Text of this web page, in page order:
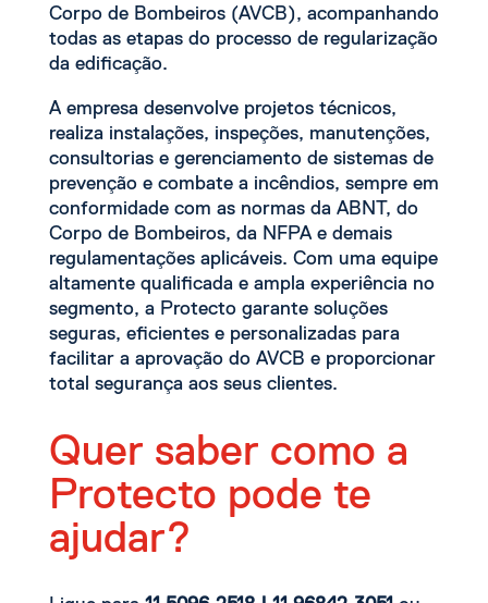
Corpo de Bombeiros (AVCB), acompanhando
todas as etapas do processo de regularização
da edificação.
A empresa desenvolve projetos técnicos,
realiza instalações, inspeções, manutenções,
consultorias e gerenciamento de sistemas de
prevenção e combate a incêndios, sempre em
conformidade com as normas da ABNT, do
Corpo de Bombeiros, da NFPA e demais
regulamentações aplicáveis. Com uma equipe
altamente qualificada e ampla experiência no
segmento, a Protecto garante soluções
seguras, eficientes e personalizadas para
facilitar a aprovação do AVCB e proporcionar
total segurança aos seus clientes.
Quer saber como a
Protecto pode te
ajudar?